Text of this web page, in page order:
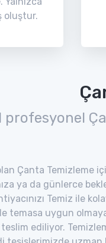
oluştur.
profesyonel
Çanta Temizleme
ya da günlerce
Temiz ile
temasa uygun
ediliyor.